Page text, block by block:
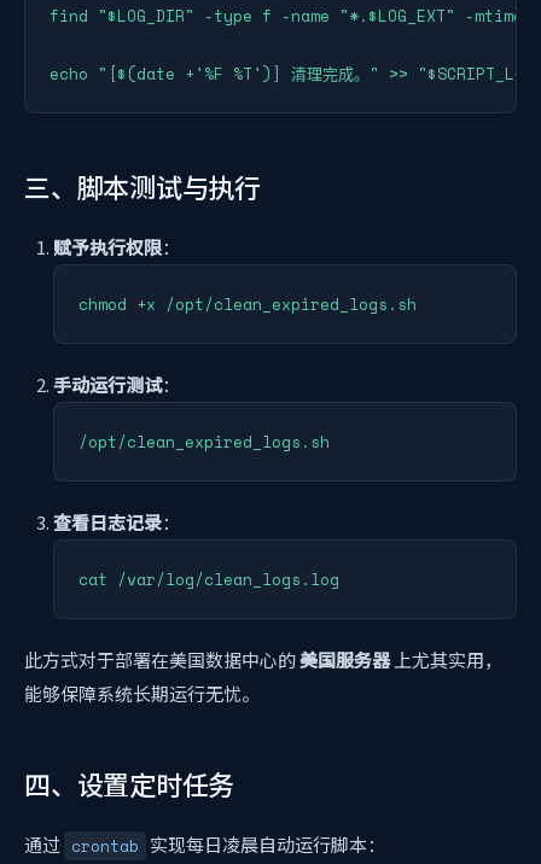
find "$LOG_DIR" -type f -name "*.$LOG_EXT" -mtime
三、脚本测试与执行
赋予执行权限：
手动运行测试：
查看日志记录：
此方式对于部署在美国数据中心的美国服务器上尤其实用，
能够保障系统长期运行无忧。
四、设置定时任务
通过 crontab 实现每日凌晨自动运行脚本：